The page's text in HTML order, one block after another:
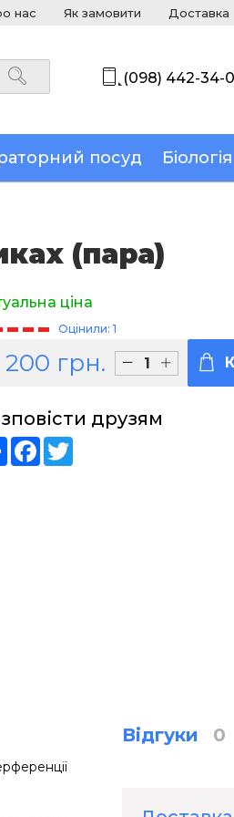
нас Як замовити Доставка
(098) 442-34-
посуд Біологія
(пара)
ціна
Оцінили: 1
200 грн.
друзям
ShareFacebook
Відгуки 0